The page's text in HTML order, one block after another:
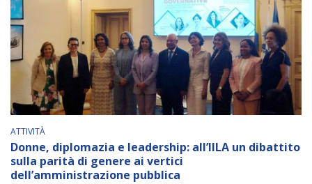
ATTIVITÀ
Donne, diplomazia e leadership: all’IILA un dibattito
sulla parità di genere ai vertici
dell’amministrazione pubblica